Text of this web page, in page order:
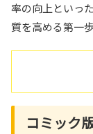
率の向上といっ
質を高める第一
コミック